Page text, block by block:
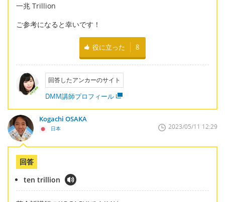
一兆 Trillion
ご参考になると幸いです！
役に立った 8
回答したアンカーのサイト
DMM講師プロフィール
Kogachi OSAKA
日本 2023/05/11 12:29
回答
ten trillion